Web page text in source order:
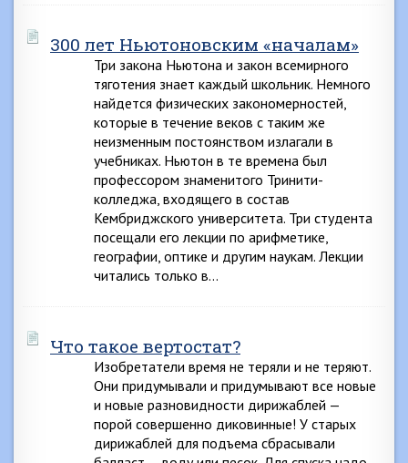
300 лет Ньютоновским «началам»
Три закона Ньютона и закон всемирного
тяготения знает каждый школьник. Немного
найдется физических закономерностей,
которые в течение веков с таким же
неизменным постоянством излагали в
учебниках. Ньютон в те времена был
профессором знаменитого Тринити-
колледжа, входящего в состав
Кембриджского университета. Три студента
посещали его лекции по арифметике,
географии, оптике и другим наукам. Лекции
читались только в…
Что такое вертостат?
Изобретатели время не теряли и не теряют.
Они придумывали и придумывают все новые
и новые разновидности дирижаблей —
порой совершенно диковинные! У старых
дирижаблей для подъема сбрасывали